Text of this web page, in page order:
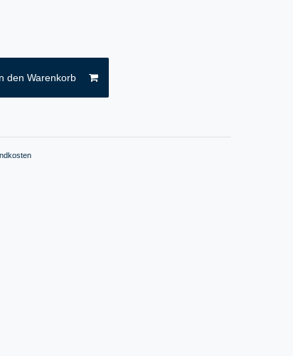
den Warenkorb